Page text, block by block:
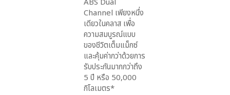
Channel เพียงหนึ่ง
เดียวในคลาส เพื่อ
ความสมบูรณ์แบบ
ของชีวิตเต็มแม็กซ์
และคุ้มค่ากว่าด้วยการ
รับประกันมากกว่าถึง
5 ปี หรือ 50,000
กิโลเมตร*